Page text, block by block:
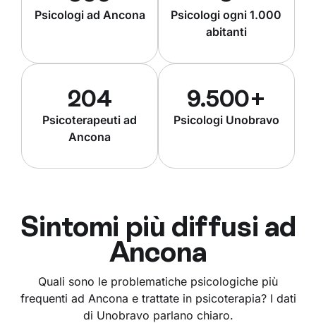
Psicologi ad Ancona
Psicologi ogni 1.000
abitanti
204
Psicoterapeuti ad
Ancona
9.500+
Psicologi Unobravo
Sintomi più diffusi ad
Ancona
Quali sono le problematiche psicologiche più
frequenti ad Ancona e trattate in psicoterapia? I dati
di Unobravo parlano chiaro.